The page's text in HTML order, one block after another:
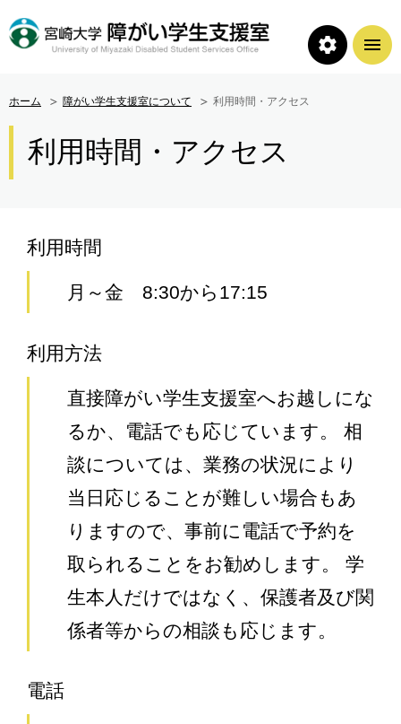
ホーム 障がい学生支援室について 利用時間・アクセス
利用時間・アクセス
利用時間
月～金 8:30から17:15
利用方法
直接障がい学生支援室へお越しにな
るか、電話でも応じています。 相
談については、業務の状況により
当日応じることが難しい場合もあ
りますので、事前に電話で予約を
取られることをお勧めします。 学
生本人だけではなく、保護者及び関
係者等からの相談も応じます。
電話